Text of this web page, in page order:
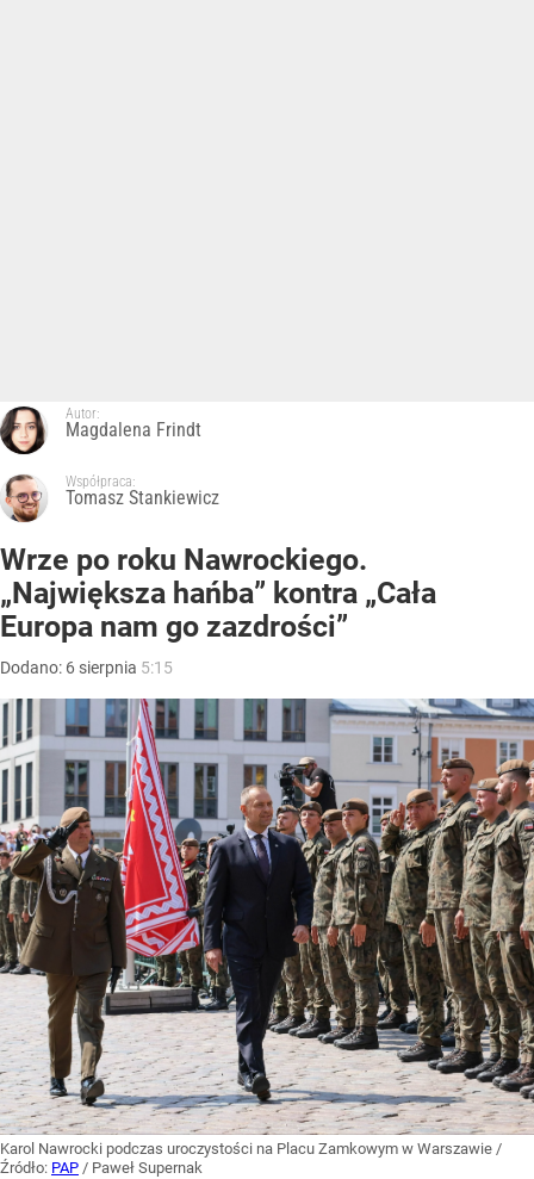
Autor:
Magdalena Frindt
Współpraca:
Tomasz Stankiewicz
Wrze po roku Nawrockiego.
„Największa hańba” kontra „Cała
Europa nam go zazdrości”
Dodano: 6 sierpnia 5:15
Karol Nawrocki podczas uroczystości na Placu Zamkowym w Warszawie /
Źródło: PAP / Paweł Supernak